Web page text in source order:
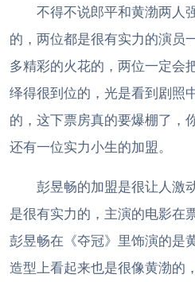
不得不说郎平和黄渤两人
的，两位都是很有实力的演员
多精彩的火花的，两位一定会
绎得很到位的，光是看到剧照
的，这下票房真的要爆棚了，
还有一位实力小生的加盟。
彭昱畅的加盟是很让人激
是很有实力的，主演的电影在
彭昱畅在《夺冠》里饰演的是
造型上看起来也是很像黄渤的